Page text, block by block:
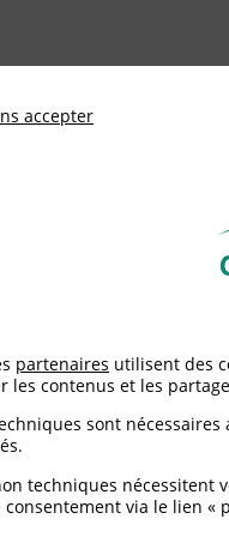
de
face à un dégât des
et
accepter
partenaires utilisent des
les contenus et les
sont
techniques
via le lien «